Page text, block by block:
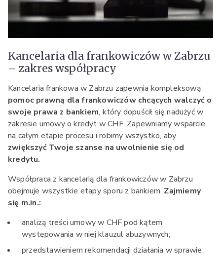
Kancelaria dla frankowiczów w Zabrzu
– zakres współpracy
Kancelaria frankowa w Zabrzu zapewnia kompleksową
pomoc prawną dla frankowiczów chcących walczyć o
swoje prawa z bankiem, który dopuścił się nadużyć w
zakresie umowy o kredyt w CHF. Zapewniamy wsparcie
na całym etapie procesu i robimy wszystko, aby
zwiększyć Twoje szanse na uwolnienie się od
kredytu.
Współpraca z kancelarią dla frankowiczów w Zabrzu
obejmuje wszystkie etapy sporu z bankiem. Zajmiemy
się m.in.:
analizą treści umowy w CHF pod kątem
występowania w niej klauzul abuzywnych;
przedstawieniem rekomendacji działania w sprawie;